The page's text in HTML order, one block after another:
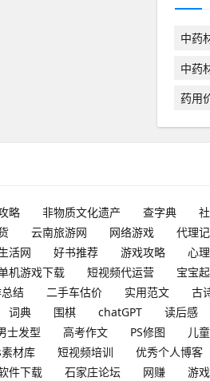
中药
中药
药用
略 非物质文化遗产 查字典
云南旅游网 网络游戏 代理
活网 好书推荐 游戏攻略 心
机游戏下载 短视频代运营 宝宝
结 二手车估价 实用范文 古
词典 围棋 chatGPT 读后感
士发型 高考作文 PS修图 儿
材库 短视频培训 优秀个人博客
件下载 石家庄论坛 网赚 游